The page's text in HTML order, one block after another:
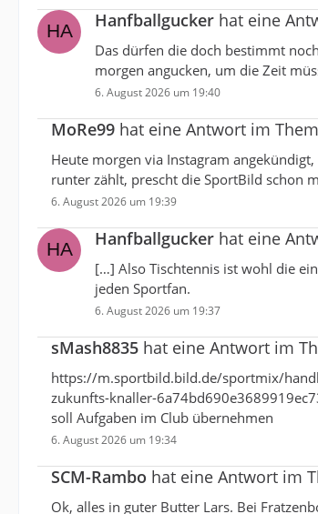
Hanfballgucker hat eine
Das dürfen die doch bestimmt
morgen angucken, um die Zeit
6. August 2026 um 19:40
MoRe99 hat eine Antwort im
Heute morgen via Instagram
runter zählt, prescht die SportBild schon
6. August 2026 um 19:39
Hanfballgucker hat eine
[…] Also Tischtennis ist wohl die
jeden Sportfan.
6. August 2026 um 19:37
sMash8835 hat eine Antwort im
https://m.sportbild.bild.de/sportmix/
zukunfts-knaller-
soll Aufgaben im Club übernehmen
6. August 2026 um 19:34
SCM-Rambo hat eine Antwort im
Ok, alles in guter Butter Lars. Bei